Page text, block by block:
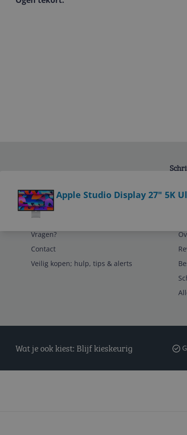
Apple Studio Display 27" 5K
Service
Vragen?
Contact
Veilig kopen; hulp, tips & alerts
Wat je ook kiest: Blijf kieskeurig